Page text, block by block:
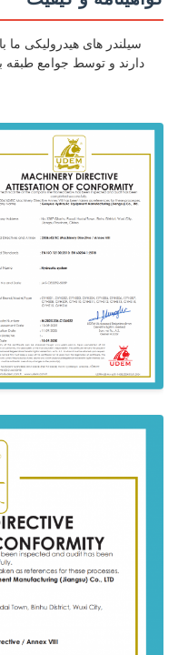
سیلندر های هیدرولیکی ما با